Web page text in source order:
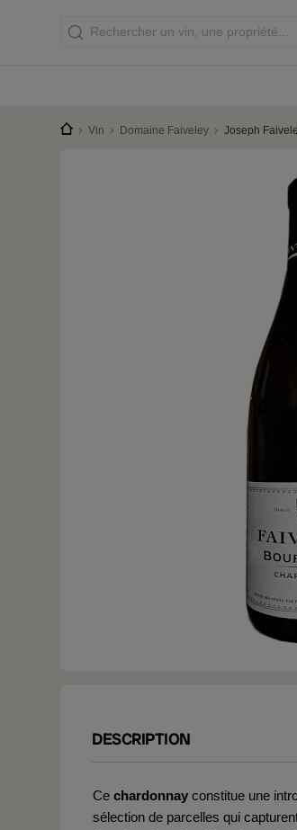
Vin Domaine Faiveley Joseph
DESCRIPTION
Ce chardonnay constitue une
sélection de parcelles qui